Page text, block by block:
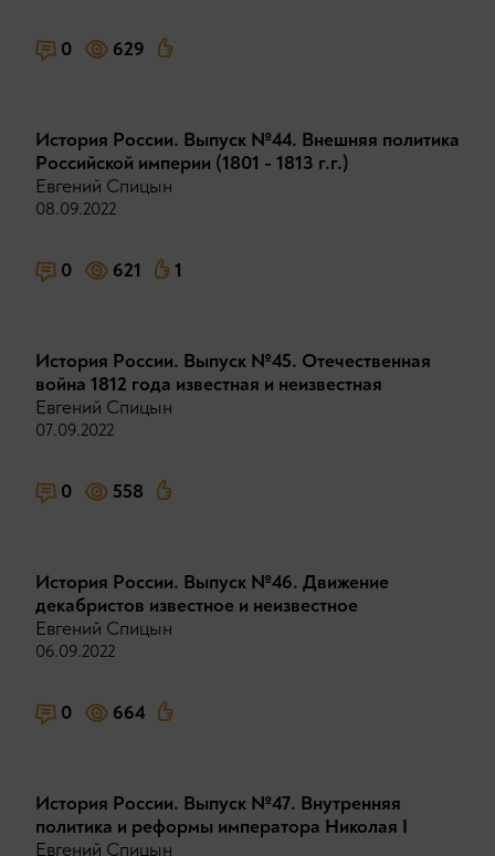
0 629
История России. Выпуск №44. Внешняя политика
Российской империи (1801 - 1813 г.г.)
Евгений Спицын
08.09.2022
0 621 1
История России. Выпуск №45. Отечественная
война 1812 года известная и неизвестная
Евгений Спицын
07.09.2022
0 558
История России. Выпуск №46. Движение
декабристов известное и неизвестное
Евгений Спицын
06.09.2022
0 664
История России. Выпуск №47. Внутренняя
политика и реформы императора Николая I
Евгений Спицын